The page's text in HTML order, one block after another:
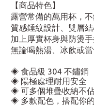
【商品特色】
露營常備的萬用杯，
質感錘紋設計、雙層
加上厚實杯身與防燙
無論喝熱湯、冰飲或
◈ 食品級 304 不鏽鋼
◈ 陽極處理耐用安全
◈ 可多個堆疊收納不
◈ 多款配色，搭配你